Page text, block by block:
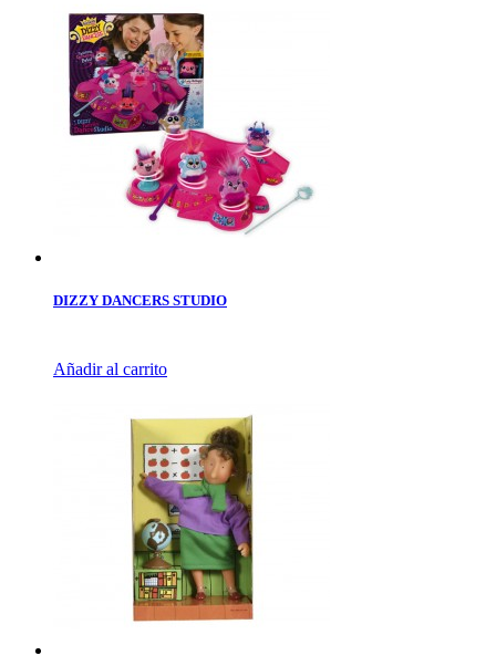
DIZZY DANCERS STUDIO
Añadir al carrito